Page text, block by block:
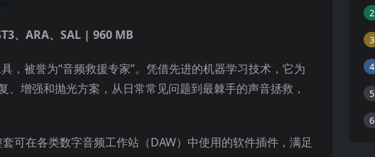
、ARA、SAL | 960 MB
，被誉为“音频救援专家”。凭借先进的机器学习技术，它为
增强和抛光方案，从日常常见问题到最棘手的声音拯救，
可在各类数字音频工作站（DAW）中使用的软件插件，满足
2
3
4
5
6